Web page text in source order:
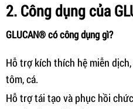
2. Công dụng của
GLUCAN® có công dụng gì?
Hỗ trợ kích thích hệ miễn
tôm, cá.
Hỗ trợ tái tạo và phục hồi